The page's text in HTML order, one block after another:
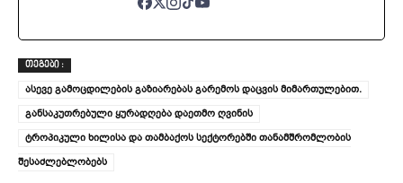
ᲗᲔᲒᲔᲑᲘ :
ასევე გამოცდილების გაზიარებას გარემოს დაცვის მიმართულებით.
განსაკუთრებული ყურადღება დაეთმო ღვინის
ტროპიკული ხილისა და თამბაქოს სექტორებში თანამშრომლობის
შესაძლებლობებს